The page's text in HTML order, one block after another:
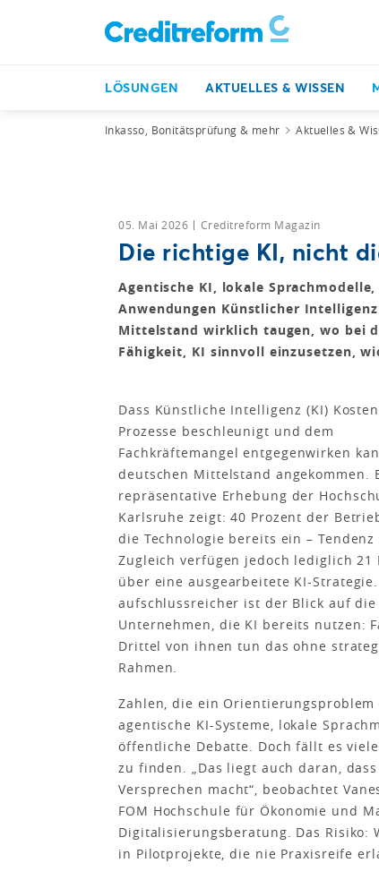
LÖSUNGEN AKTUELLES & WISSEN
Inkasso, Bonitätsprüfung & mehr Aktuelles &
05. Mai 2026 Creditreform Magazin
Die richtige KI, nicht
Agentische KI, lokale
Anwendungen Künstlicher
Mittelstand wirklich taugen, wo bei
Fähigkeit, KI sinnvoll einzusetzen,
Dass Künstliche Intelligenz (KI)
Prozesse beschleunigt und dem
Fachkräftemangel entgegenwirken
deutschen Mittelstand angekommen.
repräsentative Erhebung der
Karlsruhe zeigt: 40 Prozent der
die Technologie bereits ein – Tendenz
Zugleich verfügen jedoch lediglich 21
über eine ausgearbeitete KI-
aufschlussreicher ist der Blick auf die
Unternehmen, die KI bereits nutzen:
Drittel von ihnen tun das ohne
Rahmen.
Zahlen, die ein
agentische KI-Systeme, lokale
öffentliche Debatte. Doch fällt es
zu finden. „Das liegt auch daran,
Versprechen macht“, beobachtet
FOM Hochschule für Ökonomie und
Digitalisierungsberatung. Das Risiko:
in Pilotprojekte, die nie Praxisreife